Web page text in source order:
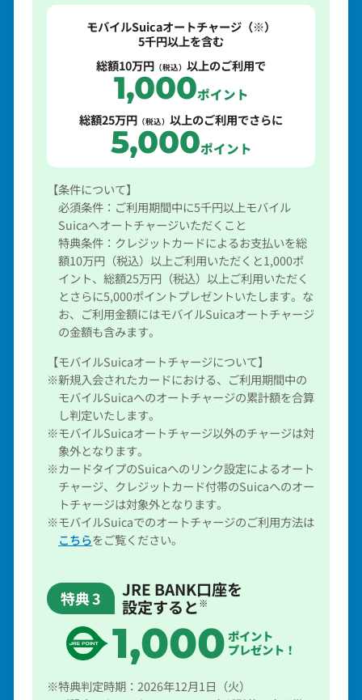
モバイルSuicaオートチャージ（※）
5千円以上を含む
総額10万円 （税込） 以上のご利用で
1,000ポイント
総額25万円 （税込） 以上のご利用でさらに
5,000ポイント
【条件について】
必須条件：ご利用期間中に5千円以上モバイル
Suicaへオートチャージいただくこと
特典条件：クレジットカードによるお支払いを総
額10万円（税込）以上ご利用いただくと1,000ポ
イント、総額25万円（税込）以上ご利用いただく
とさらに5,000ポイントプレゼントいたします。な
お、ご利用金額にはモバイルSuicaオートチャージ
の金額も含みます。
【モバイルSuicaオートチャージについて】
※新規入会されたカードにおける、ご利用期間中の
モバイルSuicaへのオートチャージの累計額を合算
し判定いたします。
※モバイルSuicaオートチャージ以外のチャージは対
象外となります。
※カードタイプのSuicaへのリンク設定によるオート
チャージ、クレジットカード付帯のSuicaへのオー
トチャージは対象外となります。
※モバイルSuicaでのオートチャージのご利用方法は
こちらをご覧ください。
特典3 JRE BANK口座を
設定すると※
1,000ポイント
プレゼント！
※特典判定時期：2026年12月1日（火）